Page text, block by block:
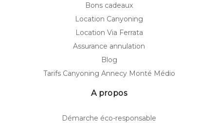
Bons cadeaux
Location Canyoning
Location Via Ferrata
Assurance annulation
Blog
Tarifs Canyoning Annecy Monté Médio
A propos
Démarche éco-responsable